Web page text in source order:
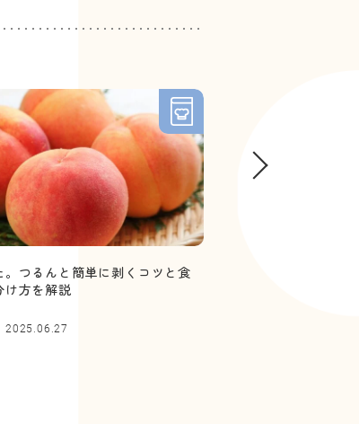
。つるんと簡単に剥くコツと食
け方を解説
2025.06.27